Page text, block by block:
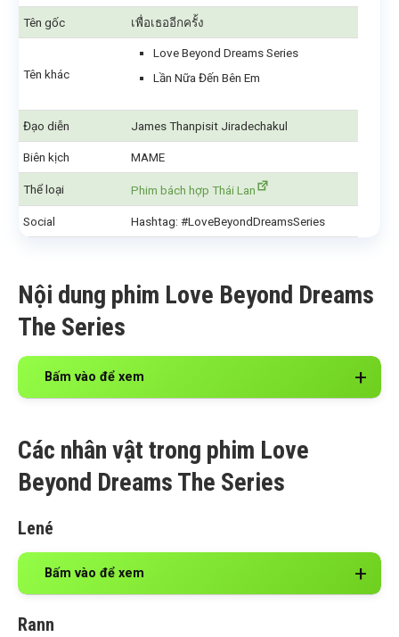
Tên gốc เพื่อเธออีกครั้ง
Tên khác
Love Beyond Dreams Series
Lần Nữa Đến Bên Em
Đạo diễn James Thanpisit Jiradechakul
Biên kịch MAME
Thể loại Phim bách hợp Thái Lan
Social Hashtag: #LoveBeyondDreamsSeries
Nội dung phim Love Beyond Dreams
The Series
Bấm vào để xem
Các nhân vật trong phim Love
Beyond Dreams The Series
Lené
Bấm vào để xem
Rann